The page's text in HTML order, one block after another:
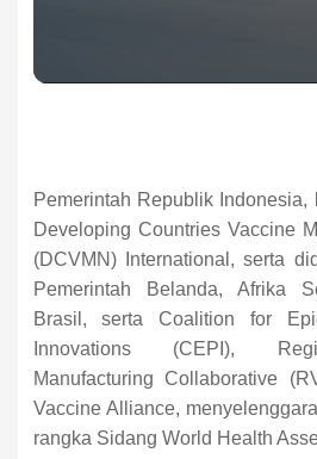
Pemerintah Republik Indonesia,
Developing Countries Vaccine
(DCVMN) International, serta
Pemerintah Belanda, Afrika
Brasil, serta Coalition for
Innovations (CEPI),
Manufacturing Collaborative
Vaccine Alliance,
rangka Sidang World Health